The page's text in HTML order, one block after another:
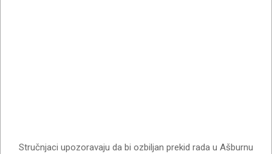
Stručnjaci upozoravaju da bi ozbiljan prekid rada u Ašburnu